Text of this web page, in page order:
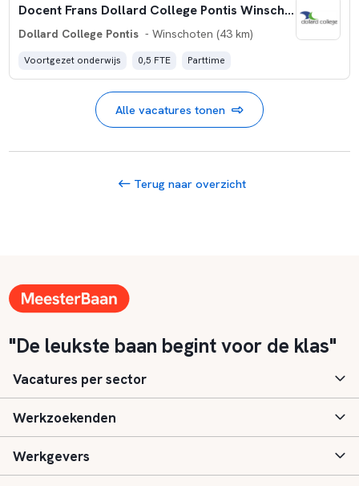
Docent Frans Dollard College Pontis Winschoten
Dollard College Pontis - Winschoten (43 km)
Voortgezet onderwijs 0,5 FTE Parttime
Alle vacatures tonen
Terug naar overzicht
"De leukste baan begint voor de klas"
Vacatures per sector
Basisonderwijs
Speciaal (basis) onderwijs
Werkzoekenden
Aanmelden
Werkgevers